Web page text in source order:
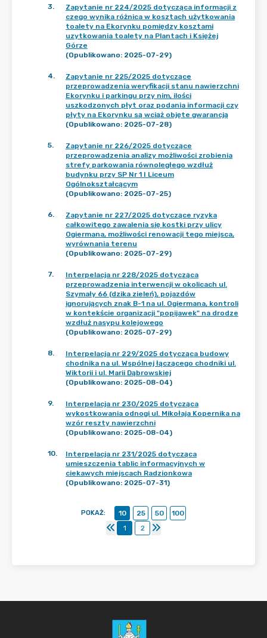
3.
Zapytanie nr 224/2025 dotycząca informacji z
czego wynika różnica w kosztach użytkowania
toalety na Ekorynku pomiędzy kosztami
uzytkowania toalety na Plantach i Księżej
Górze
(Opublikowano: 2025-07-29)
4.
Zapytanie nr 225/2025 dotyczące
przeprowadzenia weryfikacji stanu nawierzchni
Ekorynku i parkingu przy nim, ilości
uszkodzonych płyt oraz podania informacji czy
płyty na Ekorynku są wciąż objęte gwarancją
(Opublikowano: 2025-07-28)
5.
Zapytanie nr 226/2025 dotyczące
przeprowadzenia analizy możliwości zrobienia
strefy parkowania równoległego wzdłuż
budynku przy SP Nr 1 I Liceum
Ogólnokształcącym
(Opublikowano: 2025-07-25)
6.
Zapytanie nr 227/2025 dotyczące ryzyka
całkowitego zawalenia się kostki przy ulicy
Ogiermana, możliwości renowacji tego miejsca,
wyrównania terenu
(Opublikowano: 2025-07-29)
7.
Interpelacja nr 228/2025 dotycząca
przeprowadzenia interwencji w okolicach ul.
Szymały 66 (dzika zieleń), pojazdów
ignorujących znak B-1 na ul. Ogiermana, kontroli
w kontekście organizacji "popijawek" na drodze
wzdłuż nasypu kolejowego
(Opublikowano: 2025-07-29)
8.
Interpelacja nr 229/2025 dotycząca budowy
chodnika na ul. Wspólnej łączącego chodniki ul.
Wiktorii i ul. Marii Dąbrowskiej
(Opublikowano: 2025-08-04)
9.
Interpelacja nr 230/2025 dotycząca
wykostkowania odnogi ul. Mikołaja Kopernika na
wzór reszty nawierzchni
(Opublikowano: 2025-08-04)
10.
Interpelacja nr 231/2025 dotycząca
umieszczenia tablic informacyjnych w
ciekawych miejscach Radzionkowa
(Opublikowano: 2025-07-31)
POKAŻ: 10 25 50
100
1
2